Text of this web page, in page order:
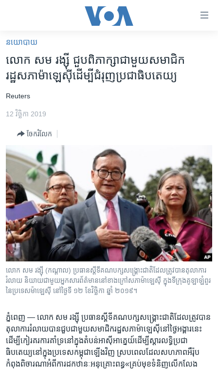
គេហទំព័រ​
ទាក់ទង
និង​
ទំព័រ​
ម្តង
រំលង​
និង​
ចូល​
ទៅ​
ទំព័រ​
រចនា
សម្ព័ន្ធ​
រំលង​
និង​
ទៅ​
កាន់​
ស្វែង​
ហេឡូវីអូអេ
កម្ពុជាច្នៃប្រតិដ្ឋ
ព្រឹត្តិការណ៍ព័ត៌មាន
ទូរទស្សន៍ / វីដេអូ​
វិទ្យុ / ផតខាសថ៍
កម្មវិធីទាំងអស់
Khmer English
បណ្តាញ​សង្គម
នយោបាយ
លោក សម រង្ស៊ី ជួប​ពិភាក្សា​ជាមួយ​សមាជិក​
រដ្ឋសភា​ម៉ាឡេស៊ី​ដើម្បី​ជំរុញ​ប្រជាធិបតេយ្យ
​Reuters
12 វិច្ឆិកា 2019
ចែករំលែក
លោក សម រង្ស៊ី (កណ្តាល) ប្រធាន​ស្ដីទី​គណបក្ស​សង្គ្រោះ​ជាតិ​ដែល​ត្រូវ​បាន​តុលាការ​
រំលាយ និយាយ​ជាមួយ​អ្នក​សារព័ត៌មាន​នៅ​ខាងក្រៅ​សភា​ម៉ាឡេស៊ី ក្នុង​ទីក្រុង​គូឡាឡំពួរ
នៃ​ប្រទេស​ម៉ាឡេស៊ី នៅ​ថ្ងៃទី ១២ ខែវិច្ឆិកា ឆ្នាំ ២០១៩។
ភ្នំពេញ — លោក សម រង្ស៊ី ​ប្រធាន​ស្ដីទី​គណបក្ស​សង្គ្រោះ​ជាតិ​ដែល​ត្រូវ​បាន​
តុលាការ​រំលាយ​បាន​ជួប​ជាមួយ​សមាជិក​រដ្ឋសភា​ម៉ាឡេស៊ី​នៅ​ថ្ងៃ​អង្គារ​នេះ​
ដើម្បី​កៀរគរ​ការ​គាំទ្រ​នៅ​ក្នុង​តំបន់​អាស៊ី​អាគ្នេយ៍​ដើម្បី​ស្ដារ​លទ្ធិ​ប្រជា
ធិបតេយ្យ​នៅ​ក្នុង​ប្រទេស​កម្ពុជា​ឡើង​វិញ ​ស្រប​ពេល​ដែល​សហភាព​អឺរ៉ុប​
កំពុង​ពិចារណា​អំពី​ការ​ដក​ឋានៈ​អនុគ្រោះ​ពន្ធ​«គ្រប់​មុខ​ទំនិញ​លើក​លែង​